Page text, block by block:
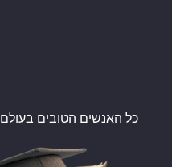
כל האנשים הטובים בעולם